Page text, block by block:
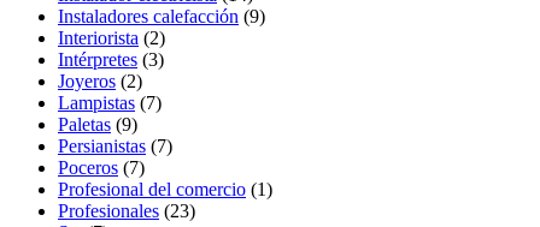
Instaladores calefacción (9)
Interiorista (2)
Intérpretes (3)
Joyeros (2)
Lampistas (7)
Paletas (9)
Persianistas (7)
Poceros (7)
Profesional del comercio (1)
Profesionales (23)